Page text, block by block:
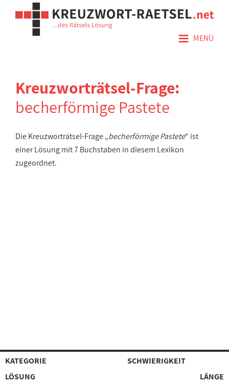
≡ MENÜ
Kreuzworträtsel-Frage:
becherförmige Pastete
Die Kreuzworträtsel-Frage „becherförmige Pastete“ ist
einer Lösung mit 7 Buchstaben in diesem Lexikon
zugeordnet.
KATEGORIE
SCHWIERIGKEIT
LÖSUNG
LÄNGE